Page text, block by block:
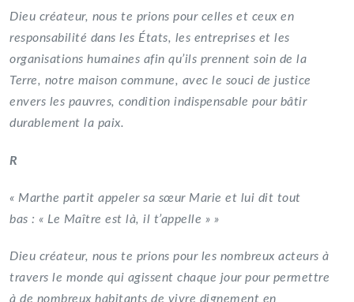
Dieu créateur, nous te prions pour celles et ceux en
responsabilité dans les États, les entreprises et les
organisations humaines afin qu’ils prennent soin de la
Terre, notre maison commune, avec le souci de justice
envers les pauvres, condition indispensable pour bâtir
durablement la paix.
R
« Marthe partit appeler sa sœur Marie et lui dit tout
bas : « Le Maître est là, il t’appelle » »
Dieu créateur, nous te prions pour les nombreux acteurs à
travers le monde qui agissent chaque jour pour permettre
à de nombreux habitants de vivre dignement en